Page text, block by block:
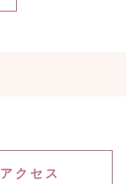
アクセス